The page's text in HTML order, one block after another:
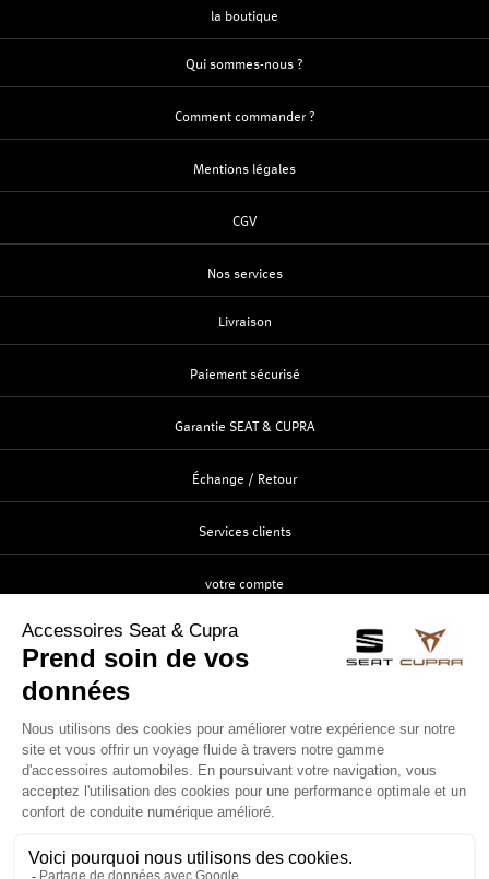
la boutique
Qui sommes-nous ?
Comment commander ?
Mentions légales
CGV
Nos services
Livraison
Paiement sécurisé
Garantie SEAT & CUPRA
Échange / Retour
Services clients
votre compte
Création
Suivi de commande
Contactez-nous